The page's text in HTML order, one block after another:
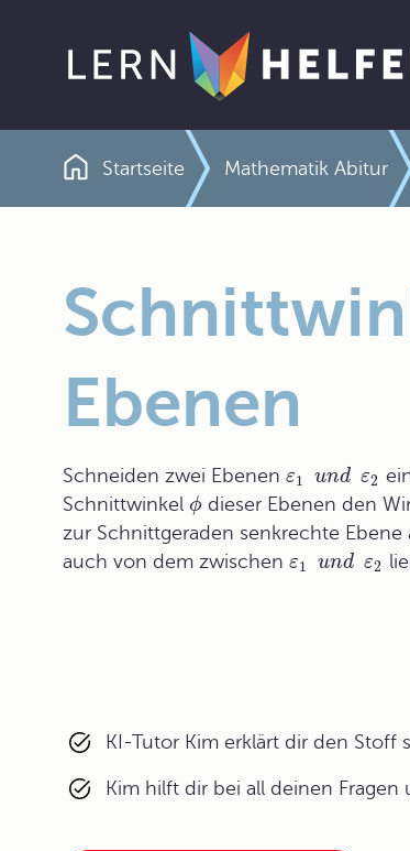
Pfadnavigation
Startseite Mathematik Abitur
Ebenen
Schneiden zwei Ebenen ε1 und ε2
Schnittwinkel ϕ dieser Ebenen den
zur Schnittgeraden senkrechte Ebene
auch von dem zwischen ε1 und ε2
KI-Tutor Kim erklärt dir den
Kim hilft dir bei all deinen